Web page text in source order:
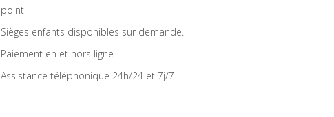
point
Sièges enfants disponibles sur demande.
Paiement en et hors ligne
Assistance téléphonique 24h/24 et 7j/7